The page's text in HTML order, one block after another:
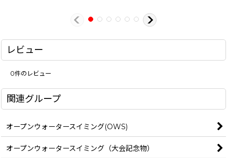
レビュー
0件のレビュー
関連グループ
オープンウォータースイミング(OWS)
オープンウォータースイミング（大会記念物）